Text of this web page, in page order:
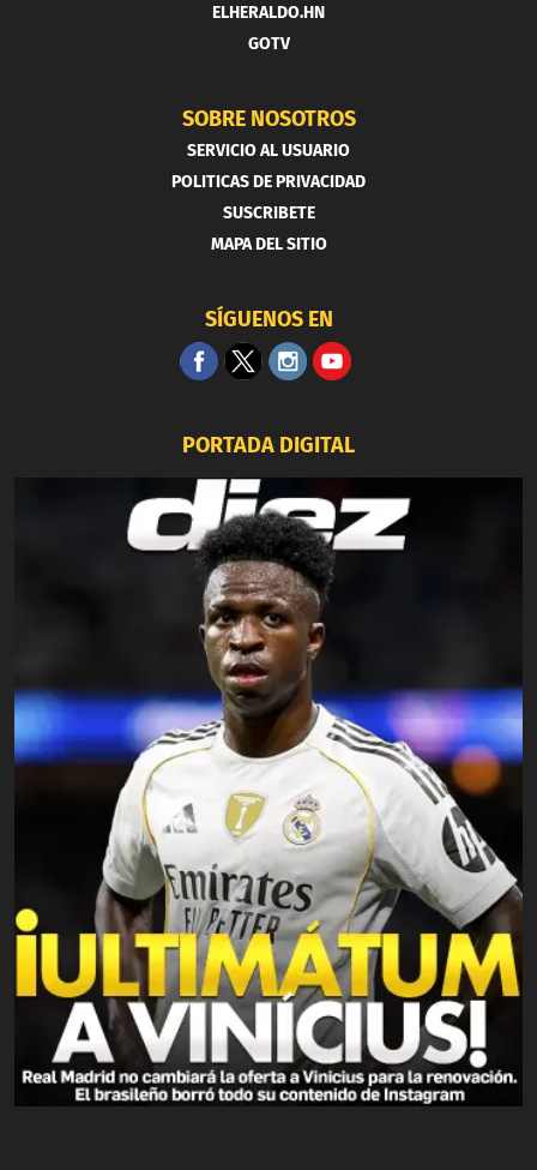
ELHERALDO.HN
GOTV
SOBRE NOSOTROS
SERVICIO AL USUARIO
POLITICAS DE PRIVACIDAD
SUSCRIBETE
MAPA DEL SITIO
SÍGUENOS EN
PORTADA DIGITAL